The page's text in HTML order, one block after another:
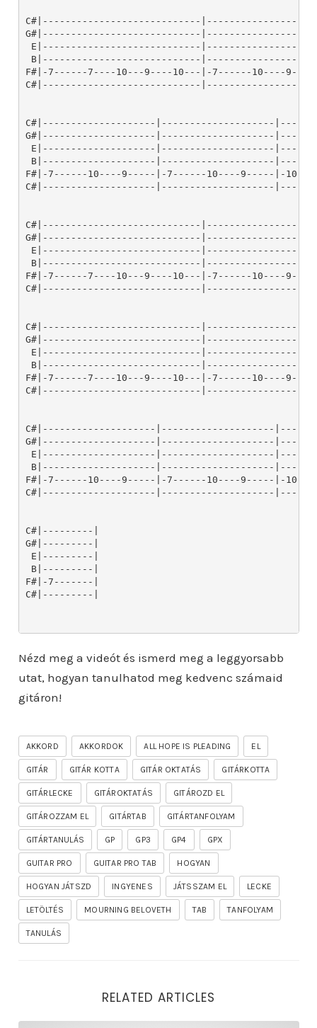
Nézd meg a videót és ismerd meg a leggyorsabb
utat, hogyan tanulhatod meg kedvenc számaid
gitáron!
AKKORD AKKORDOK ALL HOPE IS PLEADING EL
GITÁR GITÁR KOTTA GITÁR OKTATÁS GITÁRKOTTA
GITÁRLECKE GITÁROKTATÁS GITÁROZD EL
GITÁROZZAM EL GITÁRTAB GITÁRTANFOLYAM
GITÁRTANULÁS GP GP3 GP4 GPX
GUITAR PRO GUITAR PRO TAB HOGYAN
HOGYAN JÁTSZD INGYENES JÁTSSZAM EL LECKE
LETÖLTÉS MOURNING BELOVETH TAB TANFOLYAM
TANULÁS
RELATED ARTICLES